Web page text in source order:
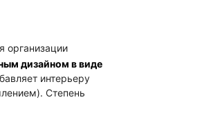
организации
дизайном в виде
интерьеру
Степень